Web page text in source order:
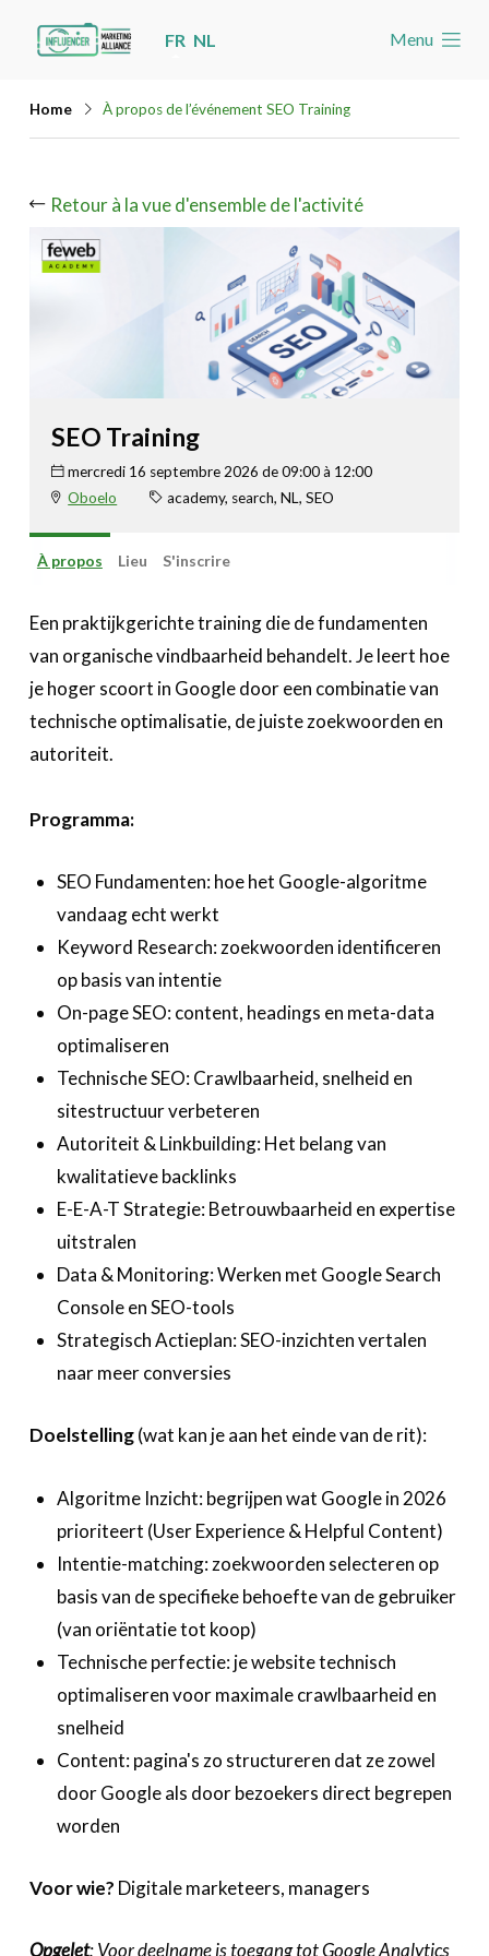
Jump
Jump
main
FR NL Menu
Home À propos de l’événement SEO Training
Retour à la vue d'ensemble de l'activité
SEO Training
mercredi 16 septembre 2026 de 09:00 à 12:00
Oboelo
academy, search, NL, SEO
À propos Lieu S'inscrire
Een praktijkgerichte training die de fundamenten
van organische vindbaarheid behandelt. Je leert hoe
je hoger scoort in Google door een combinatie van
technische optimalisatie, de juiste zoekwoorden en
autoriteit.
Programma:
SEO Fundamenten: hoe het Google-algoritme
vandaag echt werkt
Keyword Research: zoekwoorden identificeren
op basis van intentie
On-page SEO: content, headings en meta-data
optimaliseren
Technische SEO: Crawlbaarheid, snelheid en
sitestructuur verbeteren
Autoriteit & Linkbuilding: Het belang van
kwalitatieve backlinks
E-E-A-T Strategie: Betrouwbaarheid en expertise
uitstralen
Data & Monitoring: Werken met Google Search
Console en SEO-tools
Strategisch Actieplan: SEO-inzichten vertalen
naar meer conversies
Doelstelling(wat kan je aan het einde van de rit):
Algoritme Inzicht: begrijpen wat Google in 2026
prioriteert (User Experience & Helpful Content)
Intentie-matching: zoekwoorden selecteren op
basis van de specifieke behoefte van de gebruiker
(van oriëntatie tot koop)
Technische perfectie: je website technisch
optimaliseren voor maximale crawlbaarheid en
snelheid
Content: pagina's zo structureren dat ze zowel
door Google als door bezoekers direct begrepen
worden
Voor wie? Digitale marketeers, managers
Opgelet: Voor deelname is toegang tot Google Analytics
Cas
Devenez membre
Account
Rechercher